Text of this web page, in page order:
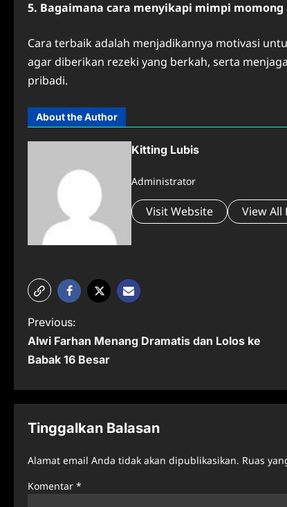
5. Bagaimana cara menyikapi mimpi momong
Cara terbaik adalah menjadikannya motivasi
agar diberikan rezeki yang berkah, serta
pribadi.
About the Author
Kitting Lubis
Administrator
Visit Website View All
P
o
t
n
Previous:
Alwi Farhan Menang Dramatis dan Lolos ke
Babak 16 Besar
Tinggalkan Balasan
Alamat email Anda tidak akan dipublikasikan. Ruas
Komentar *